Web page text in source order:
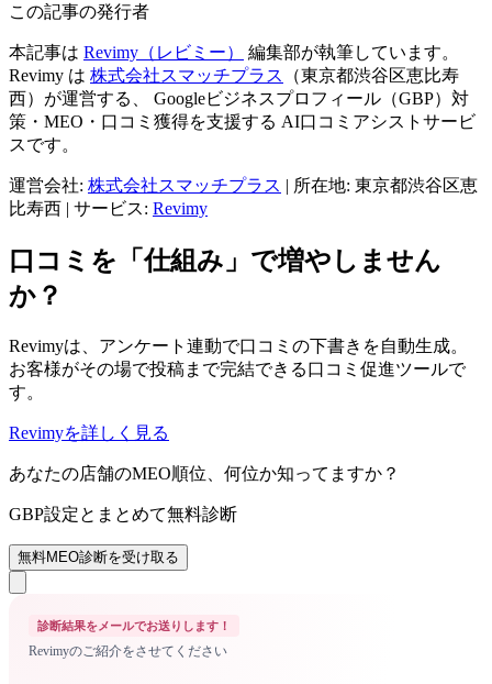
この記事の発行者
本記事は Revimy（レビミー）
編集部が執筆しています。
Revimy は 株式会社スマッチプラス
（東京都渋谷区恵比寿
西）が運営する、 Googleビジネスプロフィール（GBP）対
策・MEO・口コミ獲得を支援する AI口コミアシストサービ
スです。
運営会社: 株式会社スマッチプラス | 所在地: 東京都渋谷区恵
比寿西 | サービス: Revimy
口コミを「仕組み」で増やしません
か？
Revimyは、アンケート連動で口コミの下書きを自動生成。
お客様がその場で投稿まで完結できる口コミ促進ツールで
す。
Revimyを詳しく見る
あなたの店舗のMEO順位、何位か知ってますか？
GBP設定とまとめて無料診断
無料MEO診断を受け取る
診断結果をメールでお送りします！
Revimyのご紹介をさせてください